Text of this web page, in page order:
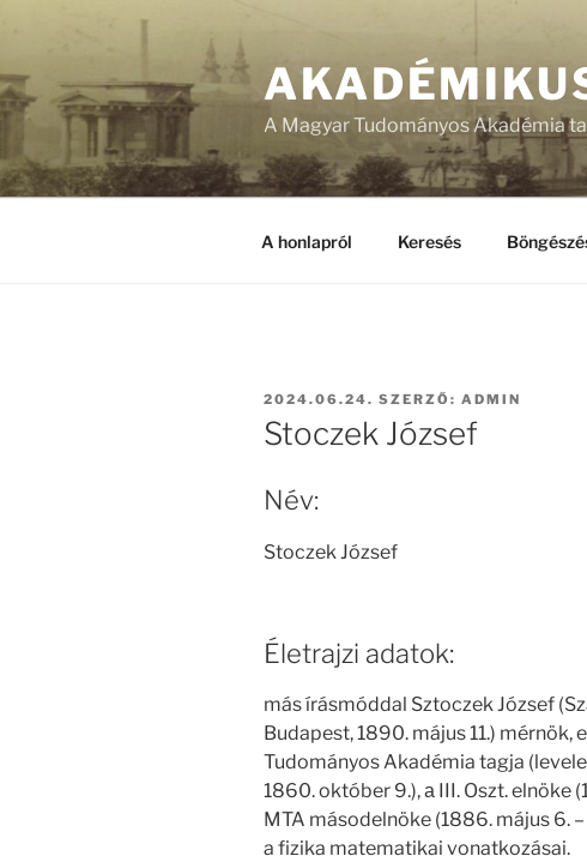
A Magyar Tudományos Akadémia
A honlapról Keresés
BEKÜLDVE:
2024.06.24. SZERZŐ: ADMIN
Stoczek József
Név:
Stoczek József
Életrajzi adatok:
más írásmóddal Sztoczek József
Budapest, 1890. május 11.) mérnök,
Tudományos Akadémia tagja
1860. október 9.), а III. Oszt. elnöke
MTA másodelnöke (1886. május 6.
a fizika matematikai vonatkozásai.